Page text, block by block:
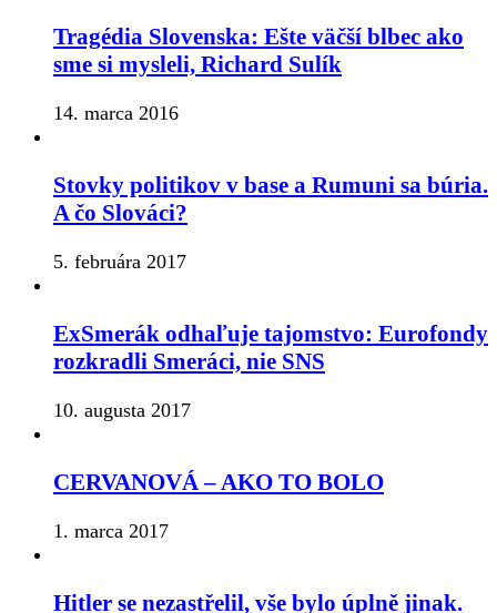
Tragédia Slovenska: Ešte väčší blbec ako
sme si mysleli, Richard Sulík
14. marca 2016
Stovky politikov v base a Rumuni sa búria.
A čo Slováci?
5. februára 2017
ExSmerák odhaľuje tajomstvo: Eurofondy
rozkradli Smeráci, nie SNS
10. augusta 2017
CERVANOVÁ – AKO TO BOLO
1. marca 2017
Hitler se nezastřelil, vše bylo úplně jinak.